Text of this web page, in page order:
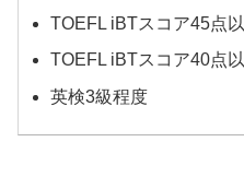
TOEFL iBTスコア45点
TOEFL iBTスコア40点
英検3級程度